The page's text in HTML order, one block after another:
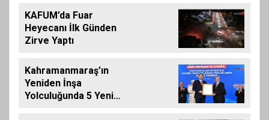
KAFUM’da Fuar
Heyecanı İlk Günden
Zirve Yaptı
Kahramanmaraş’ın
Yeniden İnşa
Yolculuğunda 5 Yeni